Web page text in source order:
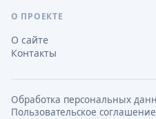
О ПРОЕКТЕ
О сайте
Контакты
Обработка персональных
Пользовательское соглашение